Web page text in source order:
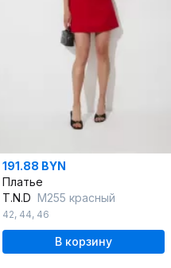
191.88 BYN
Платье
T.N.D М255 красный
42, 44, 46
В корзину